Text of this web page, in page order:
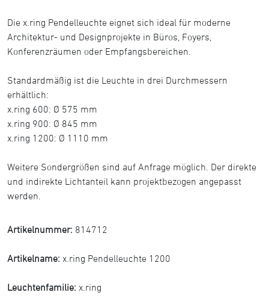
Die x.ring Pendelleuchte eignet sich ideal für moderne
Architektur- und Designprojekte in Büros, Foyers,
Konferenzräumen oder Empfangsbereichen.
Standardmäßig ist die Leuchte in drei Durchmessern
erhältlich:
x.ring 600: Ø 575 mm
x.ring 900: Ø 845 mm
x.ring 1200: Ø 1110 mm
Weitere Sondergrößen sind auf Anfrage möglich. Der direkte
und indirekte Lichtanteil kann projektbezogen angepasst
werden.
Artikelnummer: 814712
Artikelname: x.ring Pendelleuchte 1200
Leuchtenfamilie: x.ring